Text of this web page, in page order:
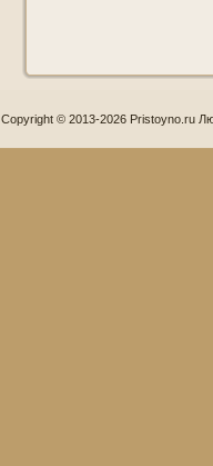
Copyright © 2013-2026 Pristoyno.ru